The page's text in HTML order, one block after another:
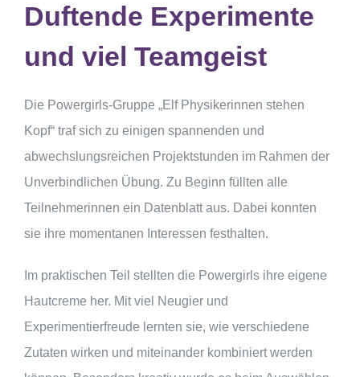
Duftende Experimente
und viel Teamgeist
Die Powergirls-Gruppe „Elf Physikerinnen stehen
Kopf“ traf sich zu einigen spannenden und
abwechslungsreichen Projektstunden im Rahmen der
Unverbindlichen Übung. Zu Beginn füllten alle
Teilnehmerinnen ein Datenblatt aus. Dabei konnten
sie ihre momentanen Interessen festhalten.
Im praktischen Teil stellten die Powergirls ihre eigene
Hautcreme her. Mit viel Neugier und
Experimentierfreude lernten sie, wie verschiedene
Zutaten wirken und miteinander kombiniert werden